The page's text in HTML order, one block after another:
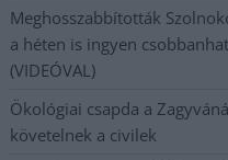
Meghosszabbították
a héten is ingyen
(VIDEÓVAL)
Ökológiai csapda a
követelnek a civilek